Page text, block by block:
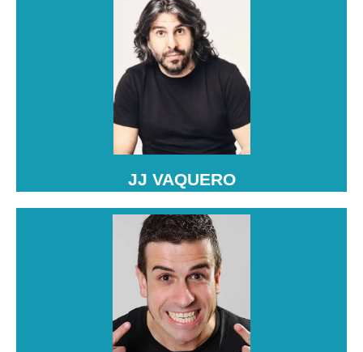
JJ VAQUERO
JJ VAQUERO
JJ Vaquero es un humorista y monologuista español,
famoso por su humor irreverente y sus
observaciones cómicas sobre la vida diaria.
QUIQUE MANTILLA
Quique Mantilla es un humorista y monologuista
español, conocido por su estilo fresco y su habilidad
para contar historias divertidas con un toque de